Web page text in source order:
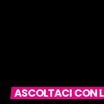
ASCOLTACI CON